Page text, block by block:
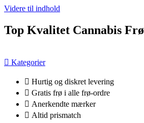
Videre til indhold
Top Kvalitet Cannabis Frø
Kategorier
Hurtig og diskret levering
Gratis frø i alle frø-ordre
Anerkendte mærker
Altid prismatch